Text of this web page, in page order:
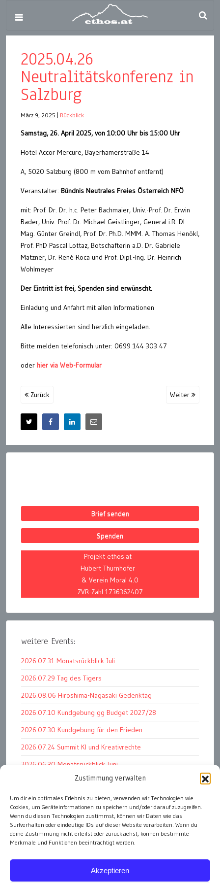
Zustimmung verwalten
Um dir ein optimales Erlebnis zu bieten, verwenden wir Technologien wie
Cookies, um Geräteinformationen zu speichern und/oder darauf zuzugreifen.
Wenn du diesen Technologien zustimmst, können wir Daten wie das
Surfverhalten oder eindeutige IDs auf dieser Website verarbeiten. Wenn du
deine Zustimmung nicht erteilst oder zurückziehst, können bestimmte
Merkmale und Funktionen beeinträchtigt werden.
Akzeptieren
2025.04.26
Neutralitätskonferenz in
Salzburg
März 9, 2025 Rückblick
Samstag, 26. April 2025, von 10:00 Uhr bis 15:00 Uhr
Hotel Accor Mercure, Bayerhamerstraße 14
A, 5020 Salzburg (800 m vom Bahnhof entfernt)
Veranstalter: Bündnis Neutrales Freies Österreich NFÖ
mit: Prof. Dr. Dr. h.c. Peter Bachmaier, Univ.-Prof. Dr. Erwin
Bader, Univ.-Prof. Dr. Michael Geistlinger, General i.R. DI
Mag. Günter Greindl, Prof. Dr. Ph.D. MMM. A. Thomas Henökl,
Prof. PhD Pascal Lottaz, Botschafterin a.D. Dr. Gabriele
Matzner, Dr. René Roca und Prof. Dipl.-Ing. Dr. Heinrich
Wohlmeyer
Der Eintritt ist frei, Spenden sind erwünscht.
Einladung und Anfahrt mit allen Informationen
Alle Interessierten sind herzlich eingeladen.
Bitte melden telefonisch unter: 0699 144 303 47
oder hier via Web-Formular
Zurück Weiter
Brief senden
Spenden
Projekt ethos.at
Hubert Thurnhofer
& Verein Moral 4.0
ZVR-Zahl 1736362407
weitere Events:
2026.07.31 Monatsrückblick Juli
2026.07.29 Tag des Tigers
2026.08.06 Hiroshima-Nagasaki Gedenktag
2026.07.10 Kundgebung gg Budget 2027/28
2026.07.30 Kundgebung für den Frieden
2026.07.24 Summit KI und Kreativrechte
2026.06.30 Monatsrückblick Juni
2026.07.11 Worauf es letztlich ankommt
2026.07.01 Markenwert Studie 2026
2026.07.07 Open Space im Weltmuseum
alle Events